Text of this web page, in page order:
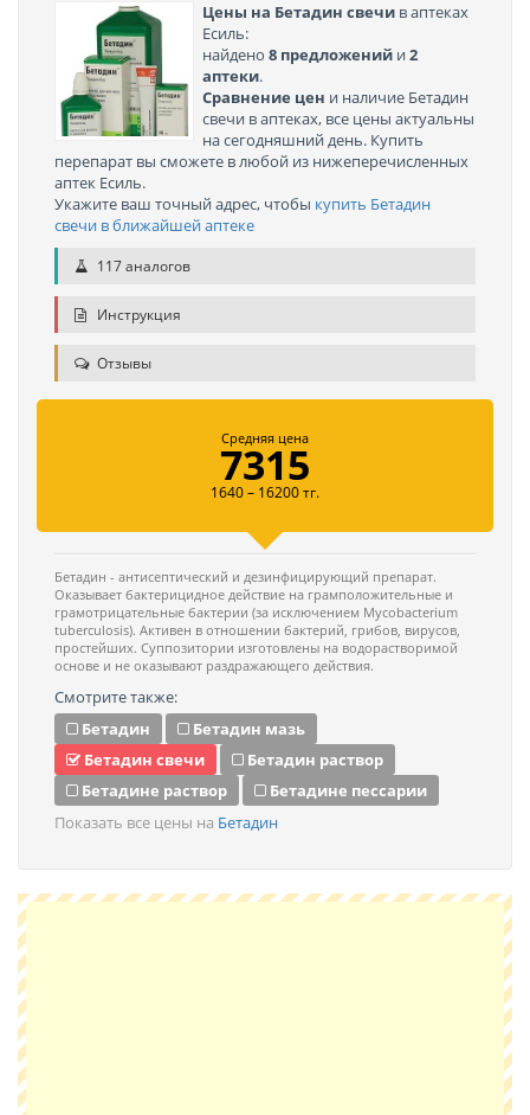
Цены на Бетадин свечи в аптеках
Есиль:
найдено 8 предложений и2
аптеки.
Сравнение цен и наличие Бетадин
свечи в аптеках, все цены актуальны
на сегодняшний день. Купить
перепарат вы сможете в любой из нижеперечисленных
аптек Есиль.
Укажите ваш точный адрес, чтобы купить Бетадин
свечи в ближайшей аптеке
117 аналогов
Инструкция
Отзывы
Средняя цена
7315
1640 – 16200 тг.
Бетадин - антисептический и дезинфицирующий препарат.
Оказывает бактерицидное действие на грамположительные и
грамотрицательные бактерии (за исключением Mycobacterium
tuberculosis). Активен в отношении бактерий, грибов, вирусов,
простейших. Суппозитории изготовлены на водорастворимой
основе и не оказывают раздражающего действия.
Смотрите также:
Бетадин
Бетадин мазь
Бетадин свечи
Бетадин раствор
Бетадине раствор
Бетадине пессарии
Показать все цены на Бетадин